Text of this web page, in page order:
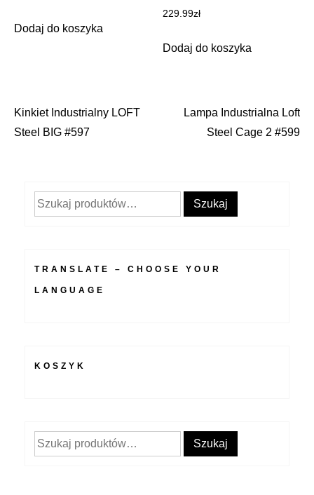
Dodaj do koszyka
229.99zł
Dodaj do koszyka
Nawigacja
Kinkiet Industrialny LOFT
Steel BIG #597
Lampa Industrialna Loft
Steel Cage 2 #599
Szukaj: Szukaj
TRANSLATE – CHOOSE YOUR
LANGUAGE
KOSZYK
Szukaj: Szukaj